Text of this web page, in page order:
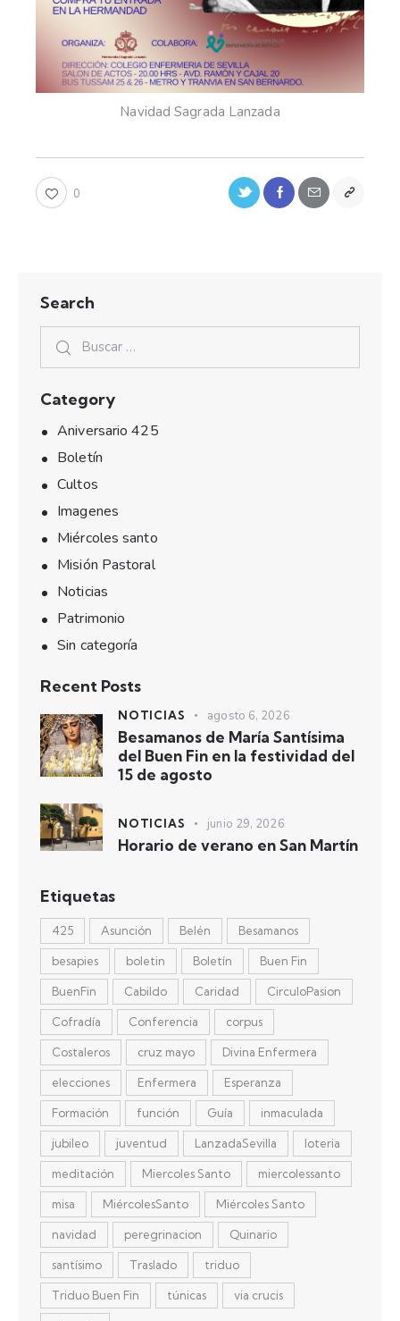
Navidad Sagrada Lanzada
0
Search
Category
Aniversario 425
Boletín
Cultos
Imagenes
Miércoles santo
Misión Pastoral
Noticias
Patrimonio
Sin categoría
Recent Posts
NOTICIAS agosto 6, 2026
Besamanos de María Santísima
del Buen Fin en la festividad del
15 de agosto
NOTICIAS junio 29, 2026
Horario de verano en San Martín
Etiquetas
425 Asunción Belén Besamanos
besapies boletin Boletín Buen Fin
BuenFin Cabildo Caridad CirculoPasion
Cofradía Conferencia corpus
Costaleros cruz mayo Divina Enfermera
elecciones Enfermera Esperanza
Formación función Guía inmaculada
jubileo juventud LanzadaSevilla loteria
meditación Miercoles Santo miercolessanto
misa MiércolesSanto Miércoles Santo
navidad peregrinacion Quinario
santísimo Traslado triduo
Triduo Buen Fin túnicas via crucis